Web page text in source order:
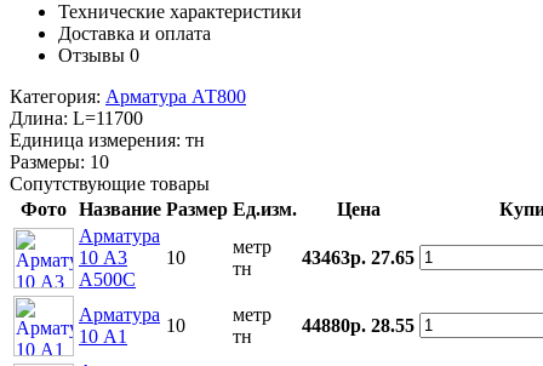
Технические характеристики
Доставка и оплата
Отзывы 0
Категория: Арматура АТ800
Длина: L=11700
Единица измерения: тн
Размеры: 10
Сопутствующие товары
Фото Название Размер Ед.изм. Цена
Арматура
10 А3
А500С
10
метр
тн
43463р. 27.65
Арматура
10 А1
10
метр
тн
44880р. 28.55